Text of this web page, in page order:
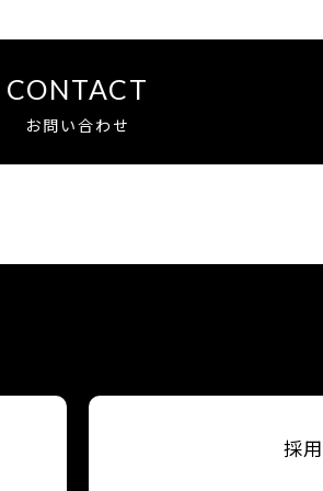
CONTACT
お問い合わせ
採